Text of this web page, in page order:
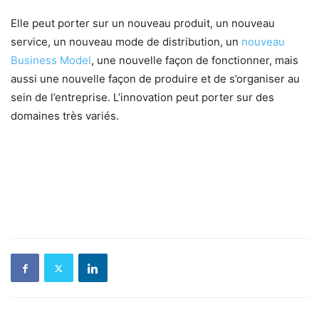
Elle peut porter sur un nouveau produit, un nouveau
service, un nouveau mode de distribution, un nouveau
Business Model, une nouvelle façon de fonctionner, mais
aussi une nouvelle façon de produire et de s’organiser au
sein de l’entreprise. L’innovation peut porter sur des
domaines très variés.